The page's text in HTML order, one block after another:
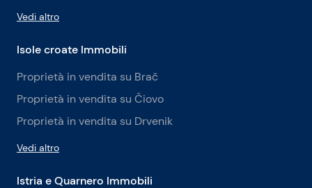
Vedi altro
Isole croate Immobili
Proprietà in vendita su Brač
Proprietà in vendita su Čiovo
Proprietà in vendita su Drvenik
Vedi altro
Istria e Quarnero Immobili